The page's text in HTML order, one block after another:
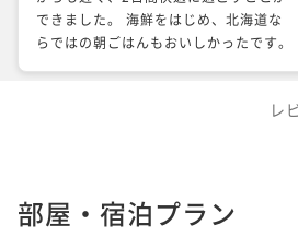
できました。 海鮮をはじめ、北海道な
らではの朝ごはんもおいしかったです。
レ
部屋・宿泊プラン